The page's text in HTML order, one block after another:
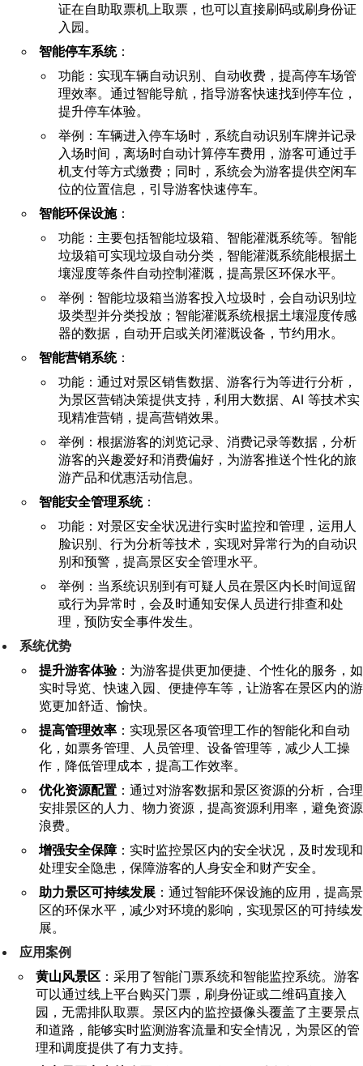
证在自助取票机上取票，也可以直接刷码或刷身份证
入园。
智能停车系统：
功能：实现车辆自动识别、自动收费，提高停车场管
理效率。通过智能导航，指导游客快速找到停车位，
提升停车体验。
举例：车辆进入停车场时，系统自动识别车牌并记录
入场时间，离场时自动计算停车费用，游客可通过手
机支付等方式缴费；同时，系统会为游客提供空闲车
位的位置信息，引导游客快速停车。
智能环保设施：
功能：主要包括智能垃圾箱、智能灌溉系统等。智能
垃圾箱可实现垃圾自动分类，智能灌溉系统能根据土
壤湿度等条件自动控制灌溉，提高景区环保水平。
举例：智能垃圾箱当游客投入垃圾时，会自动识别垃
圾类型并分类投放；智能灌溉系统根据土壤湿度传感
器的数据，自动开启或关闭灌溉设备，节约用水。
智能营销系统：
功能：通过对景区销售数据、游客行为等进行分析，
为景区营销决策提供支持，利用大数据、AI 等技术实
现精准营销，提高营销效果。
举例：根据游客的浏览记录、消费记录等数据，分析
游客的兴趣爱好和消费偏好，为游客推送个性化的旅
游产品和优惠活动信息。
智能安全管理系统：
功能：对景区安全状况进行实时监控和管理，运用人
脸识别、行为分析等技术，实现对异常行为的自动识
别和预警，提高景区安全管理水平。
举例：当系统识别到有可疑人员在景区内长时间逗留
或行为异常时，会及时通知安保人员进行排查和处
理，预防安全事件发生。
系统优势
提升游客体验：为游客提供更加便捷、个性化的服务，如
实时导览、快速入园、便捷停车等，让游客在景区内的游
览更加舒适、愉快。
提高管理效率 ：实现景区各项管理工作的智能化和自动
化，如票务管理、人员管理、设备管理等，减少人工操
作，降低管理成本，提高工作效率。
优化资源配置 ：通过对游客数据和景区资源的分析，合理
安排景区的人力、物力资源，提高资源利用率，避免资源
浪费。
增强安全保障：实时监控景区内的安全状况，及时发现和
处理安全隐患，保障游客的人身安全和财产安全。
助力景区可持续发展 ：通过智能环保设施的应用，提高景
区的环保水平，减少对环境的影响，实现景区的可持续发
展。
应用案例
黄山风景区 ：采用了智能门票系统和智能监控系统。游客
可以通过线上平台购买门票，刷身份证或二维码直接入
园，无需排队取票。景区内的监控摄像头覆盖了主要景点
和道路，能够实时监测游客流量和安全情况，为景区的管
理和调度提供了有力支持。